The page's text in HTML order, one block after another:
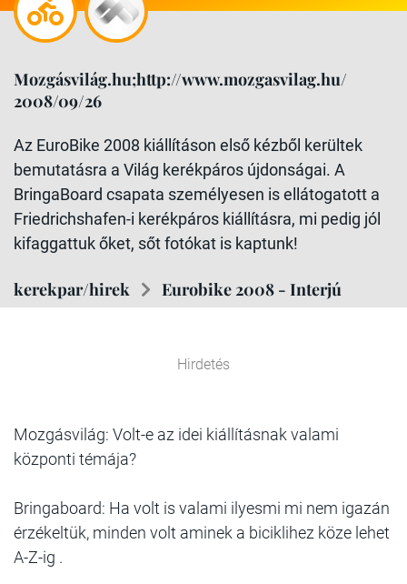
Mozgásvilág.hu;http://www.mozgasvilag.hu/
2008/09/26
Az EuroBike 2008 kiállításon első kézből kerültek
bemutatásra a Világ kerékpáros újdonságai. A
BringaBoard csapata személyesen is ellátogatott a
Friedrichshafen-i kerékpáros kiállításra, mi pedig jól
kifaggattuk őket, sőt fotókat is kaptunk!
kerekpar/hirek Eurobike 2008 - Interjú
Hirdetés
Mozgásvilág: Volt-e az idei kiállításnak valami
központi témája?
Bringaboard: Ha volt is valami ilyesmi mi nem igazán
érzékeltük, minden volt aminek a biciklihez köze lehet
A-Z-ig .